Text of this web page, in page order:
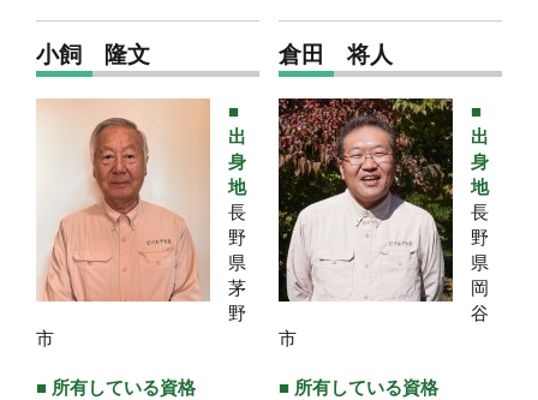
小飼 隆文
■
出
身
地
長
野
県
茅
野
市
■ 所有している資格
倉田 将人
■
出
身
地
長
野
県
岡
谷
市
■ 所有している資格